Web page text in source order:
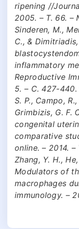
ripening //
2005. – Т. 66. –
Sinderen, M.,
C., &
inflammatory
Reproductive
5. – С. 427-440.
S. P., Campo,
Grimbizis, G. F.
congenital
comparative
online. – 2014.
Zhang, Y. H.,
Modulators of
macrophages
immunology. –